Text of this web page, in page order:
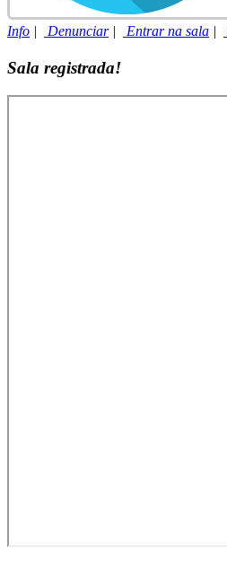
Info | Denunciar| Entrar na sala |
Sala registrada!